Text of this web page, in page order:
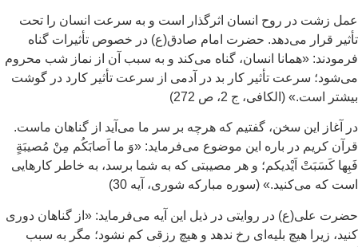
زشت در روح انسان اثرگذار است و به سرعت انسان را تحت
قرار می‌دهد. حضرت امام صادق(ع) در خصوص تأثيرات گناه
«همانا انسان، گناه می‌كند و به سبب آن از نماز شب محروم
سرعت تأثير كار بد در آدمی‌ از سرعت تأثير كارد در گوشت
است.» (الكافی، ج 2، ص 272)
آغاز اين سخن، گفتيم كه هرچه بر سر ما می‌آيد از گناهان ماست.
كريم در باره اين موضوع می‌فرمايد: «وَ ما اَصابَكُم مِنْ مُصيبَةٍ
كَسَبَتْ اَيْديكم؛ و هر مصيبتی كه به شما برسد، به خاطر كارهايی
كه می‌كنيد.» (سوره مباركه شوری، آيه 30)
علی(ع) در روايتی در ذيل اين آيه می‌فرمايد: «از گناهان دوری
زيرا هيچ بليه‌ای رخ ندهد و هيچ رزقی كم نشود؛ مگر به سبب